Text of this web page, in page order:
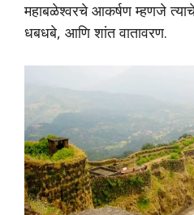
महाबळेश्वरचे आकर्षण म्हणजे
धबधबे, आणि शांत वातावरण.